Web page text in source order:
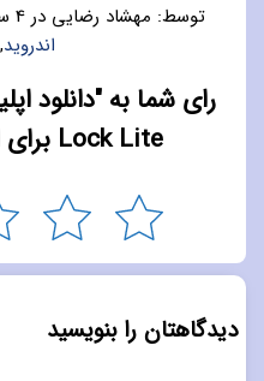
توسط: مهشاد رضایی در 4 سال پیش
اندروید,
Lock Lite برای اندروید" چیست؟
دیدگاهتان را بنویسید